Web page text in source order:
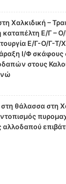
Χαλκιδική –
Ε/Γ –
Ε/Γ-Ο/Γ-Τ/
Ι/Φ σκάφους
στους
θάλασσα στη
αλλοδαπού